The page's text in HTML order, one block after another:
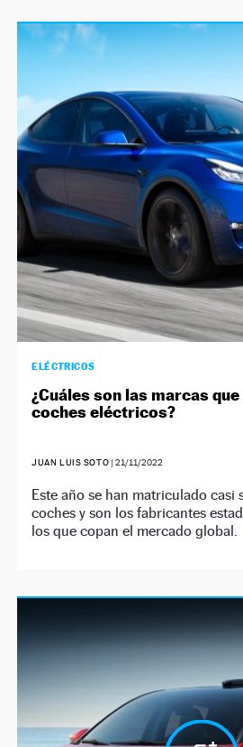
ELÉCTRICOS
¿Cuáles son las marcas
coches eléctricos?
JUAN LUIS SOTO |21/11/2022
Este año se han matriculado casi
coches y son los fabricantes
los que copan el mercado global.